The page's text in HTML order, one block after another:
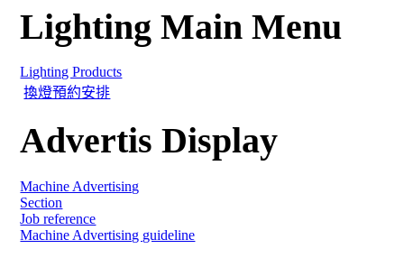
Lighting Main Menu
Lighting Products
換燈預約安排
Advertis Display
Machine Advertising
Section
Job reference
Machine Advertising guideline